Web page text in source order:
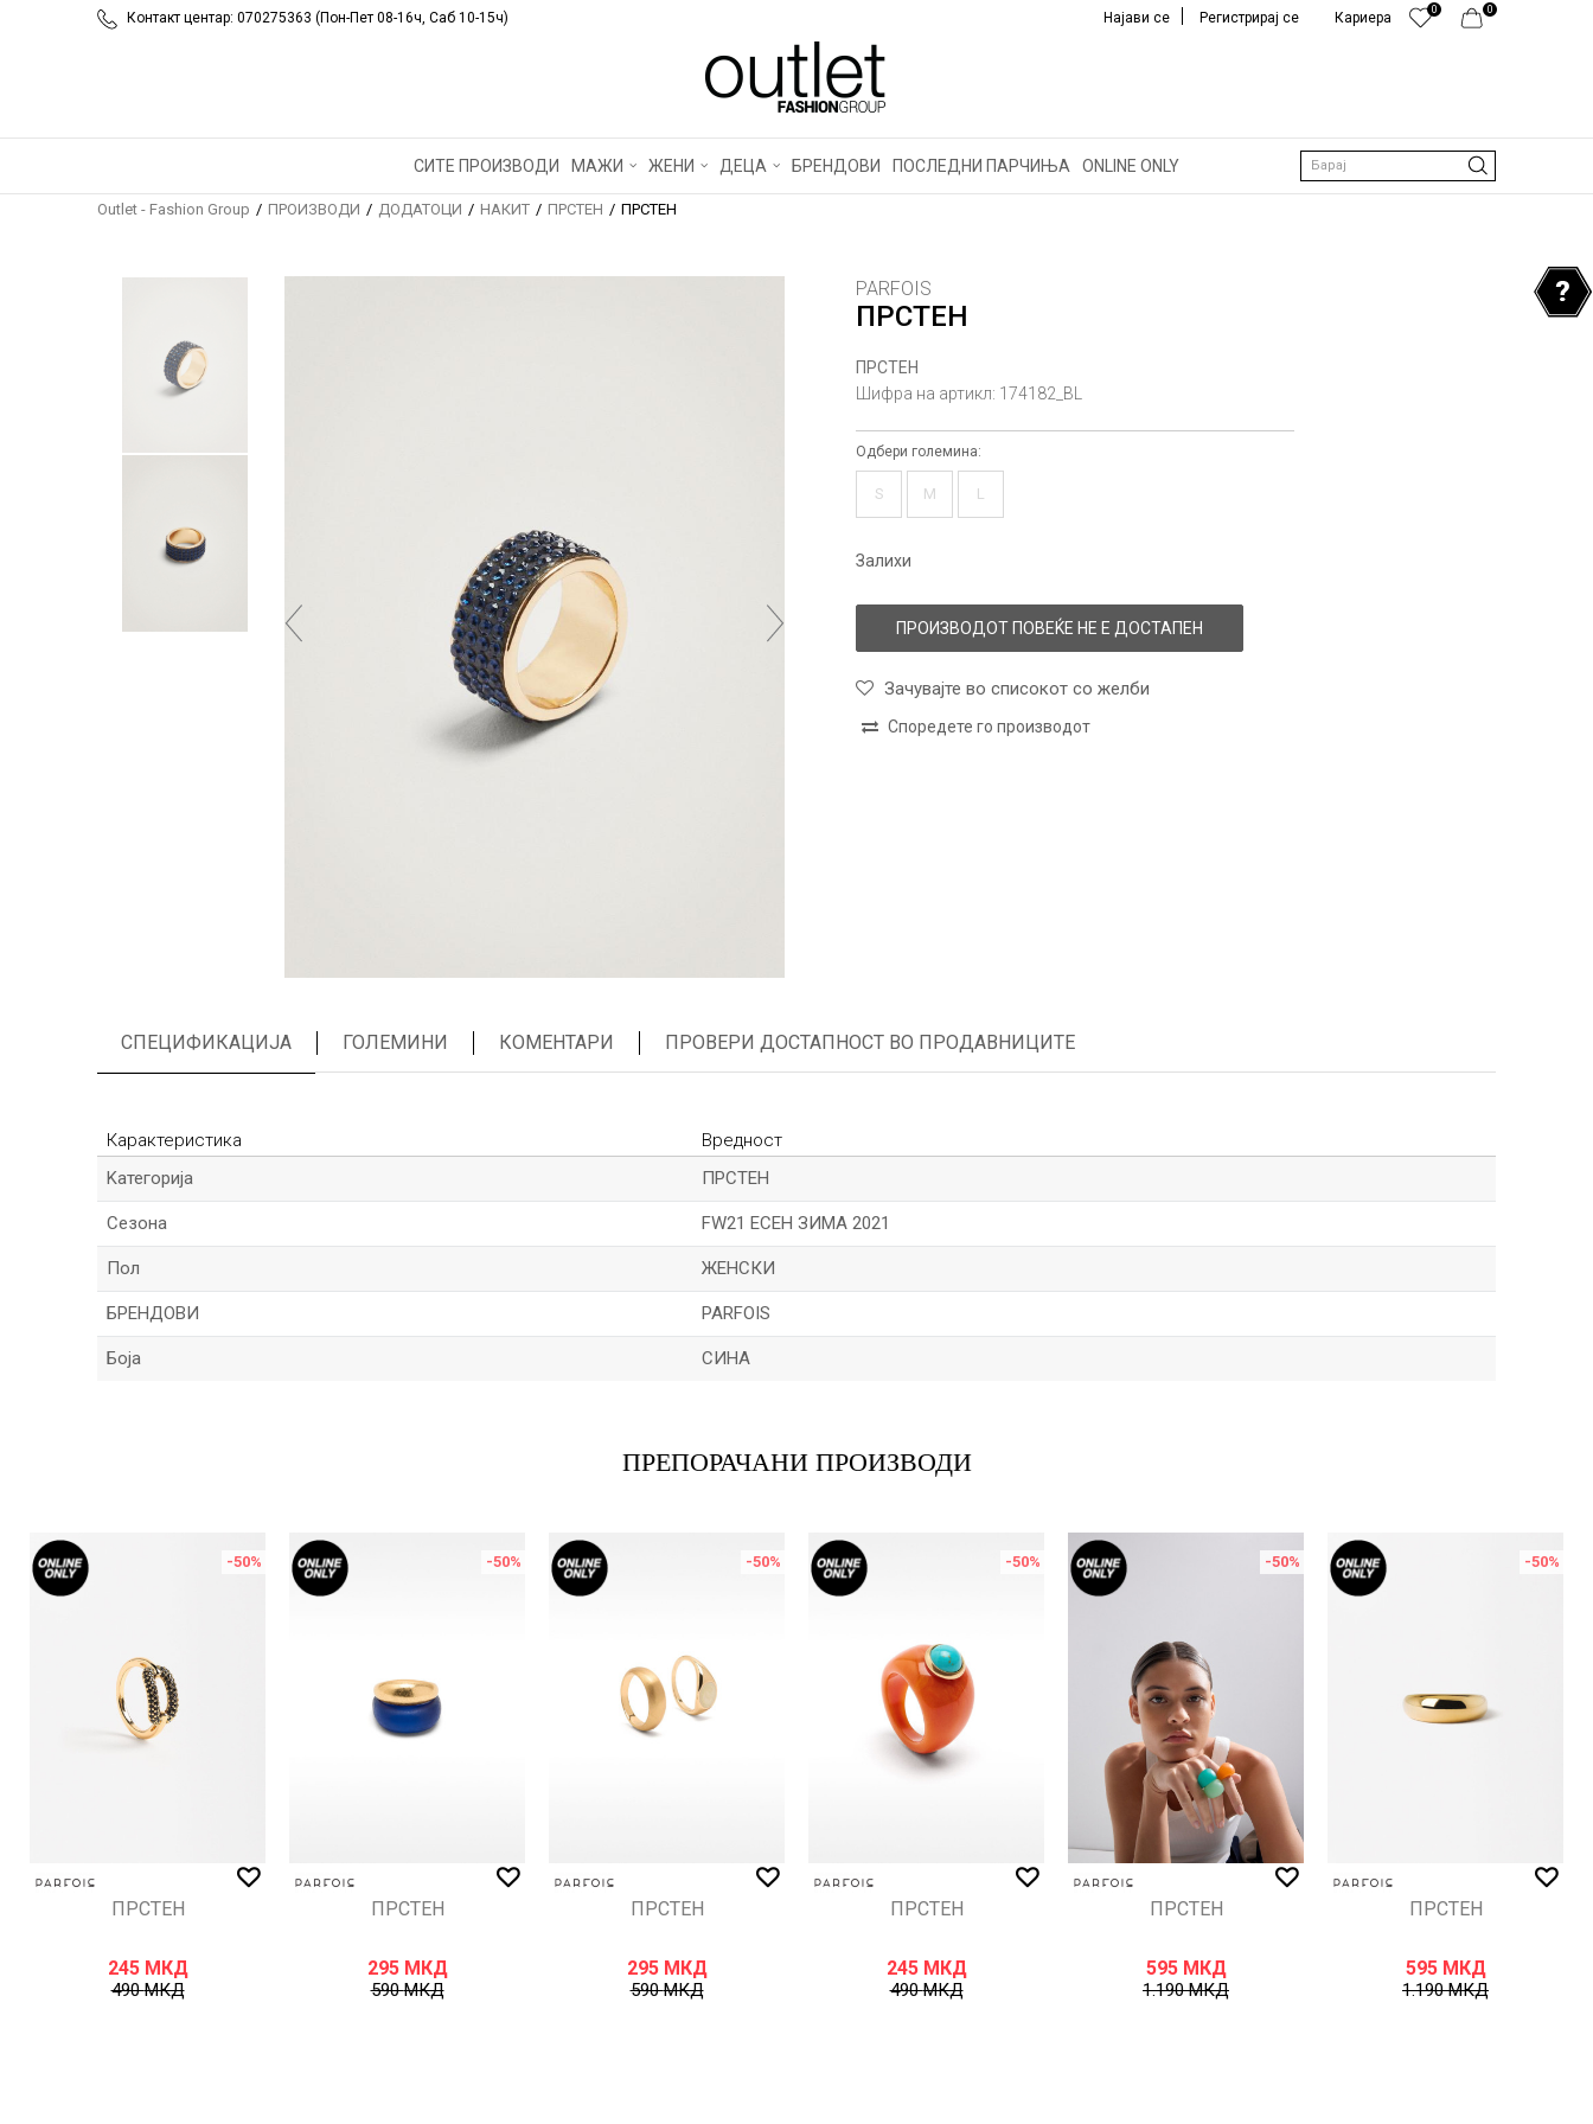
Контакт центар: 070275363 (Пон-Пет 08-16ч, Саб 10-15ч) 0
0
Кариера
Најави се Регистрирај се
СИТЕ ПРОИЗВОДИ МАЖИ ЖЕНИ ДЕЦА БРЕНДОВИ ПОСЛЕДНИ ПАРЧИЊА ONLINE ONLY Барај
Outlet - Fashion Group ПРОИЗВОДИ ДОДАТОЦИ НАКИТ ПРСТЕН ПРСТЕН
PARFOIS
ПРСТЕН
ПРСТЕН
Шифра на артикл: 174182_BL
Одбери големина:
S M L
Залихи
ПРОИЗВОДОТ ПОВЕЌЕ НЕ Е ДОСТАПЕН
Зачувајте во списокот со желби
Споредете го производот
СПЕЦИФИКАЦИЈА ГОЛЕМИНИ КОМЕНТАРИ ПРОВЕРИ ДОСТАПНОСТ ВО ПРОДАВНИЦИТЕ
Карактеристика
Вредност
Kатегорија
ПРСТЕН
Сезона FW21 ЕСЕН ЗИМА 2021
Пол ЖЕНСКИ
БРЕНДОВИ PARFOIS
Боја СИНА
ИСПРАТИ
ПРЕПОРАЧАНИ ПРОИЗВОДИ
-50%
ПРСТЕН
245 МКД
490МКД
-50%
ПРСТЕН
295 МКД
590МКД
-50%
ПРСТЕН
295 МКД
590МКД
-50%
ПРСТЕН
245 МКД
490МКД
-50%
ПРСТЕН
595 МКД
1.190МКД
-50%
ПРСТЕН
595 МКД
1.190МКД